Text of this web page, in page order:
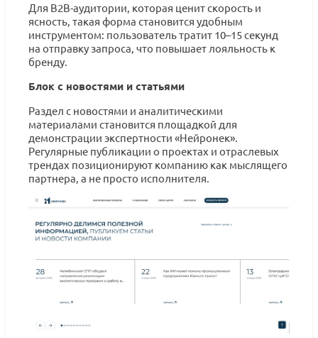
Для B2B-аудитории, которая ценит скорость и
ясность, такая форма становится удобным
инструментом: пользователь тратит 10–15 секунд
на отправку запроса, что повышает лояльность к
бренду.
Блок с новостями и статьями
Раздел с новостями и аналитическими
материалами становится площадкой для
демонстрации экспертности «Нейронек».
Регулярные публикации о проектах и отраслевых
трендах позиционируют компанию как мыслящего
партнера, а не просто исполнителя.